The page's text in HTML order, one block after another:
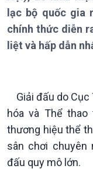
Giới thiệu
lạc bộ quốc gia
chính thức diễn
liệt và hấp dẫn
Giải đấu do Cục
hóa và Thể
thương hiệu thể
sân chơi chuyên
đấu quy mô lớn.